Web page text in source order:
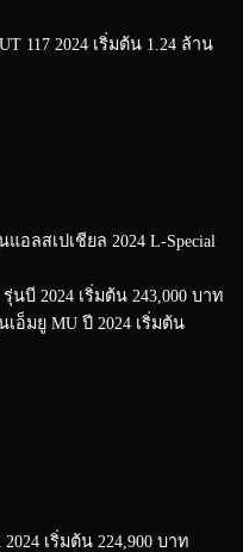
117 2024 เริ่มต้น 1.24 ล้าน
อลสเปเชียล 2024 L-Special
บี 2024 เริ่มต้น 243,000 บาท
อ็มยู MU ปี 2024 เริ่มต้น
เริ่มต้น 224,900 บาท